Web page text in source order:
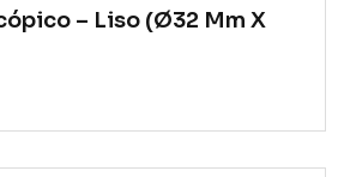
– Liso (ø32 Mm X